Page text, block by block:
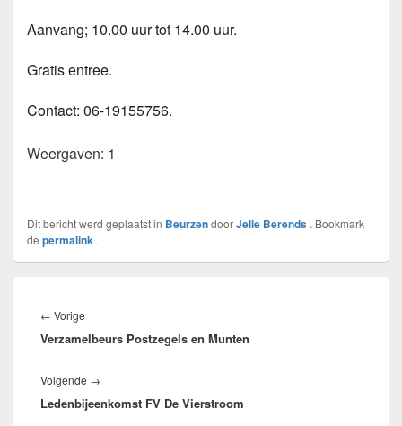
Aanvang; 10.00 uur tot 14.00 uur.
Gratis entree.
Contact: 06-19155756.
Weergaven: 1
Dit bericht werd geplaatst in BeurzendoorJelle Berends . Bookmark
de permalink .
navigatie
← Vorige
bericht:
Verzamelbeurs Postzegels en Munten
Volgende →
bericht:
Ledenbijeenkomst FV De Vierstroom